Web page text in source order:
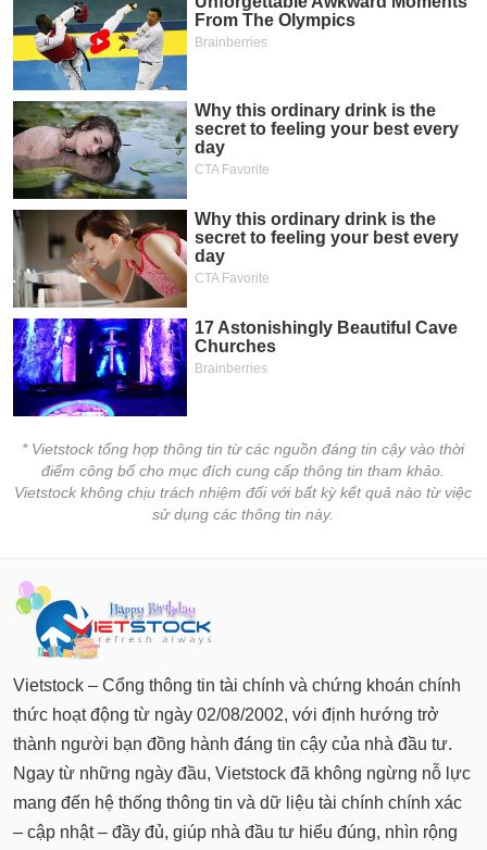
* Vietstock tổng hợp thông tin từ các nguồn đáng tin cậy vào thời
điểm công bố cho mục đích cung cấp thông tin tham khảo.
Vietstock không chịu trách nhiệm đối với bất kỳ kết quả nào từ việc
sử dụng các thông tin này.
Vietstock – Cổng thông tin tài chính và chứng khoán chính
thức hoạt động từ ngày 02/08/2002, với định hướng trở
thành người bạn đồng hành đáng tin cậy của nhà đầu tư.
Ngay từ những ngày đầu, Vietstock đã không ngừng nỗ lực
mang đến hệ thống thông tin và dữ liệu tài chính chính xác
– cập nhật – đầy đủ, giúp nhà đầu tư hiểu đúng, nhìn rộng